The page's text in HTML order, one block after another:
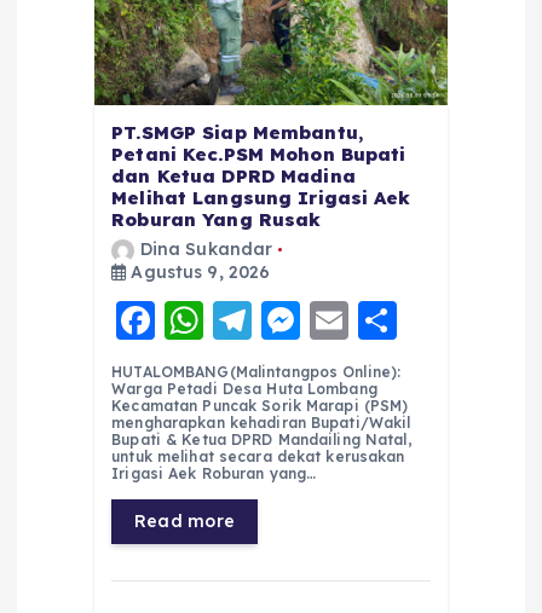
PT.SMGP Siap Membantu,
Petani Kec.PSM Mohon Bupati
dan Ketua DPRD Madina
Melihat Langsung Irigasi Aek
Roburan Yang Rusak
Dina Sukandar
Agustus 9, 2026
F
a
c
e
b
o
o
k
W
h
a
ts
A
p
p
T
el
e
g
r
a
m
M
e
ss
e
n
E
m
ai
l
h
a
re
HUTALOMBANG(Malintangpos Online):
Warga Petadi Desa Huta Lombang
Kecamatan Puncak Sorik Marapi (PSM)
mengharapkan kehadiran Bupati/Wakil
Bupati & Ketua DPRD Mandailing Natal,
untuk melihat secara dekat kerusakan
Irigasi Aek Roburan yang…
Read more